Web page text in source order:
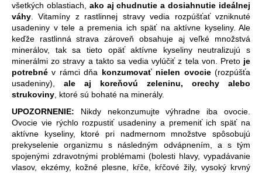
všetkých oblastiach, ako aj chudnutie a dosiahnutie ideálnej
váhy. Vitamíny z rastlinnej stravy vedia rozpúšťať vzniknuté
usadeniny v tele a premenia ich späť na aktívne kyseliny. Ale
keďže rastlinná strava zároveň obsahuje aj veľké množstvá
minerálov, tak sa tieto opäť aktívne kyseliny neutralizujú s
minerálmi zo stravy a takto sa vedia vylúčiť z tela von. Preto je
potrebnév rámci dňa konzumovať nielen ovocie(rozpúšťa
usadeniny), ale aj koreňovú zeleninu, orechy alebo
strukoviny, ktoré sú bohaté na minerály.
UPOZORNENIE: Nikdy nekonzumujte výhradne iba ovocie.
Ovocie vie rýchlo rozpustiť usadeniny a premeniť ich späť na
aktívne kyseliny, ktoré pri nadmernom množstve spôsobujú
prekyselenie organizmu s následným odvápnením, a s tým
spojenými zdravotnými problémami (bolesti hlavy, vypadávanie
vlasov, ekzémy, kožné plesne, kŕče, kŕčové žily, vysoký krvný